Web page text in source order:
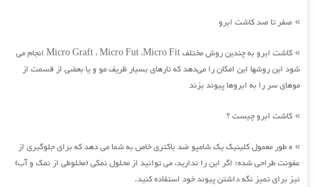
» صفر تا صد کاشت ابرو
»
کاشت ابرو به چندین روش مختلف Micro Graft ، Micro Fut ،Micro Fit انجام می
شود این روشها این امکان را می‌دهد که تارهای بسیار ظریف مو و یا بعضی از قسمت از
موهای سر را به ابروها پیوند بزند
» کاشت ابرو چیست ؟
» ه طور معمول کلینیک یک شامپو ضد باکتری خاص به شما می دهد که برای جلوگیری از
عفونت طراحی شده؛ اگر این را ندارید، می توانید از محلول نمکی (مخلوطی از نمک و آب)
نیز برای تمیز نگه داشتن پیوند خود استفاده کنید.